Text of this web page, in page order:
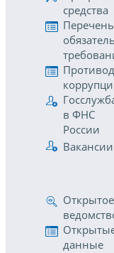
средства
Перечень
в ФНС
России
Вакансии
Открытое
данные